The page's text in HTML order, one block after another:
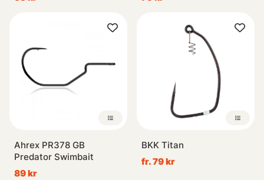
Ahrex PR378 GB
Predator Swimbait
89 kr
BKK Titan
fr. 79 kr